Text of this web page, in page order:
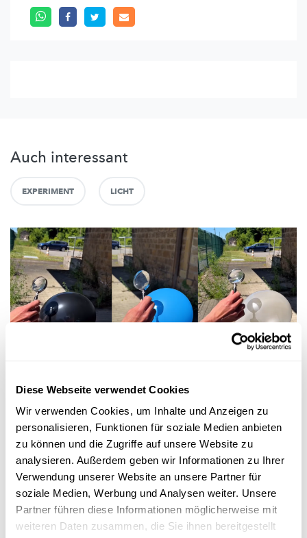
Diese Webseite verwendet Cookies
Wir verwenden Cookies, um Inhalte und Anzeigen zu
personalisieren, Funktionen für soziale Medien anbieten
zu können und die Zugriffe auf unsere Website zu
analysieren. Außerdem geben wir Informationen zu Ihrer
Verwendung unserer Website an unsere Partner für
soziale Medien, Werbung und Analysen weiter. Unsere
Partner führen diese Informationen möglicherweise mit
weiteren Daten zusammen, die Sie ihnen bereitgestellt
Auch interessant
EXPERIMENT LICHT
ENERGIE DER SONNE
Welcher Luftballon platzt schneller in der
Sonne?
FNR